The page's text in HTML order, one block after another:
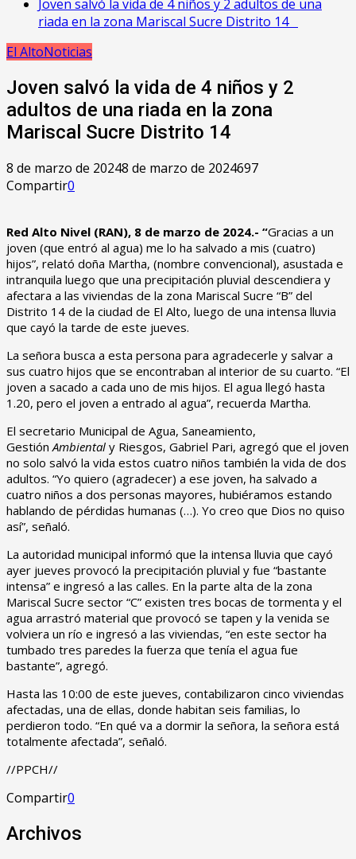
Joven salvó la vida de 4 niños y 2 adultos de una
riada en la zona Mariscal Sucre Distrito 14
El AltoNoticias
Joven salvó la vida de 4 niños y 2
adultos de una riada en la zona
Mariscal Sucre Distrito 14
8 de marzo de 20248 de marzo de 2024697
Compartir0
Red Alto Nivel (RAN), 8 de marzo de 2024.- “Gracias a un
joven (que entró al agua) me lo ha salvado a mis (cuatro)
hijos”, relató doña Martha, (nombre convencional), asustada e
intranquila luego que una precipitación pluvial descendiera y
afectara a las viviendas de la zona Mariscal Sucre “B” del
Distrito 14 de la ciudad de El Alto, luego de una intensa lluvia
que cayó la tarde de este jueves.
La señora busca a esta persona para agradecerle y salvar a
sus cuatro hijos que se encontraban al interior de su cuarto. “El
joven a sacado a cada uno de mis hijos. El agua llegó hasta
1.20, pero el joven a entrado al agua”, recuerda Martha.
El secretario Municipal de Agua, Saneamiento,
Gestión Ambiental y Riesgos, Gabriel Pari, agregó que el joven
no solo salvó la vida estos cuatro niños también la vida de dos
adultos. “Yo quiero (agradecer) a ese joven, ha salvado a
cuatro niños a dos personas mayores, hubiéramos estando
hablando de pérdidas humanas (…). Yo creo que Dios no quiso
así”, señaló.
La autoridad municipal informó que la intensa lluvia que cayó
ayer jueves provocó la precipitación pluvial y fue “bastante
intensa” e ingresó a las calles. En la parte alta de la zona
Mariscal Sucre sector “C” existen tres bocas de tormenta y el
agua arrastró material que provocó se tapen y la venida se
volviera un río e ingresó a las viviendas, “en este sector ha
tumbado tres paredes la fuerza que tenía el agua fue
bastante”, agregó.
Hasta las 10:00 de este jueves, contabilizaron cinco viviendas
afectadas, una de ellas, donde habitan seis familias, lo
perdieron todo. “En qué va a dormir la señora, la señora está
totalmente afectada”, señaló.
//PPCH//
Compartir0
Archivos